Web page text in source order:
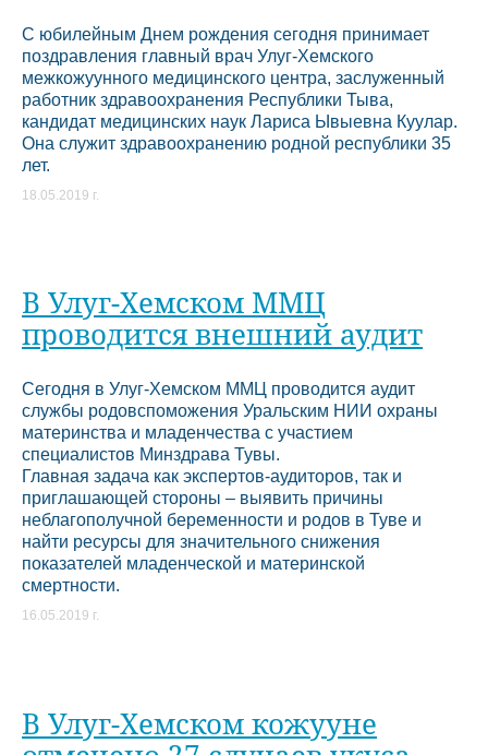
С юбилейным Днем рождения сегодня принимает
поздравления главный врач Улуг-Хемского
межкожуунного медицинского центра, заслуженный
работник здравоохранения Республики Тыва,
кандидат медицинских наук Лариса Ывыевна Куулар.
Она служит здравоохранению родной республики 35
лет.
18.05.2019 г.
В Улуг-Хемском ММЦ
проводится внешний аудит
Сегодня в Улуг-Хемском ММЦ проводится аудит
службы родовспоможения Уральским НИИ охраны
материнства и младенчества с участием
специалистов Минздрава Тувы.
Главная задача как экспертов-аудиторов, так и
приглашающей стороны – выявить причины
неблагополучной беременности и родов в Туве и
найти ресурсы для значительного снижения
показателей младенческой и материнской
смертности.
16.05.2019 г.
В Улуг-Хемском кожууне